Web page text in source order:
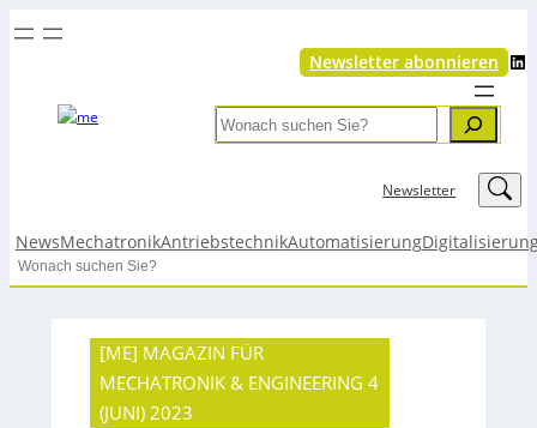
Newsletter abonnieren LinkedIn
Search
Newsletter LinkedIn
NewsMechatronikAntriebstechnikAutomatisierung
Search
[ME] MAGAZIN FÜR
MECHATRONIK & ENGINEERING 4
(JUNI) 2023